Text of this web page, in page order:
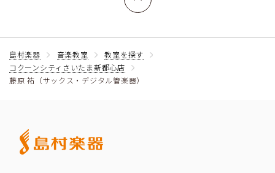
島村楽器 音楽教室
教室を探す
コクーンシティさいたま新都心店
藤原 祐（サックス・デジタル管楽器）